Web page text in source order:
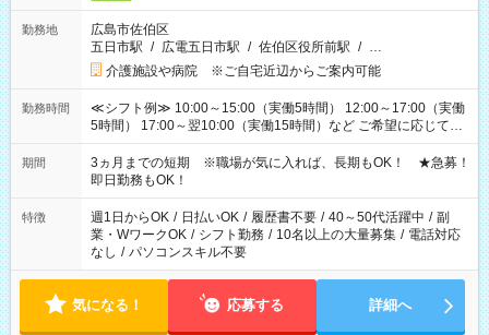
勤務地
広島市佐伯区
五日市駅 / 広電五日市駅 / 佐伯区役所前駅 / …
介護施設や病院 ※ご自宅近辺からご案内可能
勤務時間
≪シフト例≫ 10:00～15:00（実働5時間） 12:00～17:00（実働
5時間） 17:00～翌10:00（実働15時間）など ご希望に応じて、
働く時間は調整できます！ お気軽に担当へ相談ください！
期間
3ヵ月までの短期 ※職場が気に入れば、長期もOK！ ★急募！
即日勤務もOK！
特徴 週1日からOK / 日払いOK / 履歴書不要 / 40～50代活躍中 / 副
業・WワークOK / シフト勤務 / 10名以上の大量募集 / 電話対応
なし / パソコンスキル不要
気になる！ 応募する 詳細へ